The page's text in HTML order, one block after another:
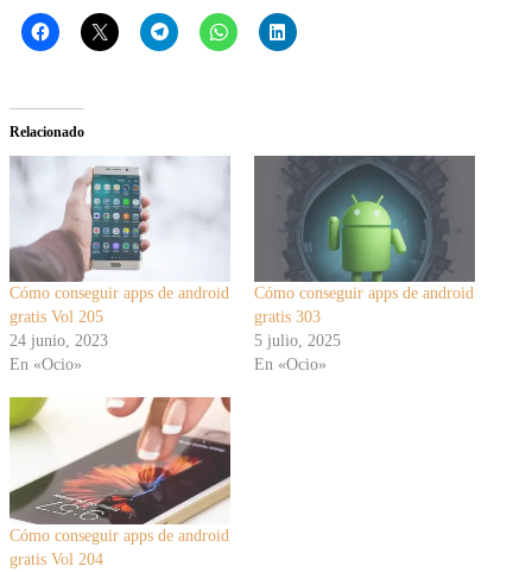
Relacionado
Cómo conseguir apps de android
gratis Vol 205
24 junio, 2023
En «Ocio»
Cómo conseguir apps de android
gratis 303
5 julio, 2025
En «Ocio»
Cómo conseguir apps de android
gratis Vol 204